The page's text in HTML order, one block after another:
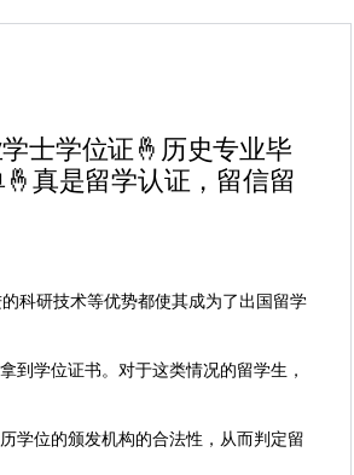
士学位证🤞历史专业毕
真是留学认证，留信留
科研技术等优势都使其成为了出国留学
到学位证书。对于这类情况的留学生，
学位的颁发机构的合法性，从而判定留